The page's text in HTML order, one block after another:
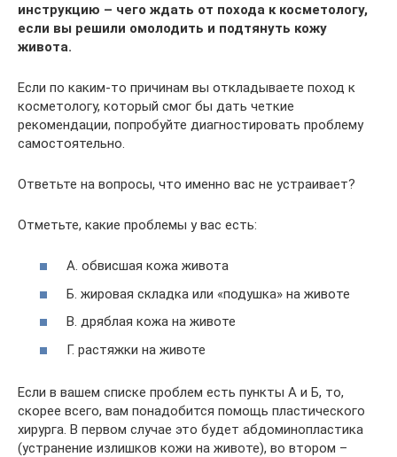
инструкцию – чего ждать от похода к косметологу,
если вы решили омолодить и подтянуть кожу
живота.
Если по каким-то причинам вы откладываете поход к
косметологу, который смог бы дать четкие
рекомендации, попробуйте диагностировать проблему
самостоятельно.
Ответьте на вопросы, что именно вас не устраивает?
Отметьте, какие проблемы у вас есть:
А. обвисшая кожа живота
Б. жировая складка или «подушка» на животе
В. дряблая кожа на животе
Г. растяжки на животе
Если в вашем списке проблем есть пункты А и Б, то,
скорее всего, вам понадобится помощь пластического
хирурга. В первом случае это будет абдоминопластика
(устранение излишков кожи на животе), во втором –